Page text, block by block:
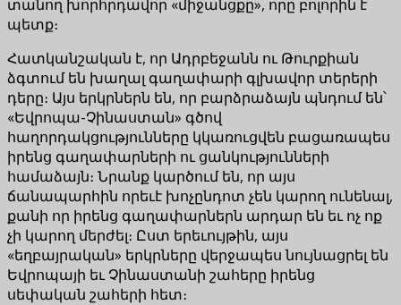
տանող խորհրդավոր «միջանցքը», որը բոլորին է
պետք։
Հատկանշական է, որ Ադրբեջանն ու Թուրքիան
ձգտում են խաղալ գաղափարի գլխավոր տերերի
դերը։ Այս երկրներն են, որ բարձրաձայն պնդում են՝
«Եվրոպա-Չինաստան» գծով
հաղորդակցությունները կկառուցվեն բացառապես
իրենց գաղափարների ու ցանկությունների
համաձայն։ Նրանք կարծում են, որ այս
ճանապարհին որեւէ խոչընդոտ չեն կարող ունենալ,
քանի որ իրենց գաղափարներն արդար են եւ ոչ ոք
չի կարող մերժել։ Ըստ երեւույթին, այս
«եղբայրական» երկրները վերջապես նույնացրել են
Եվրոպայի եւ Չինաստանի շահերը իրենց
սեփական շահերի հետ։